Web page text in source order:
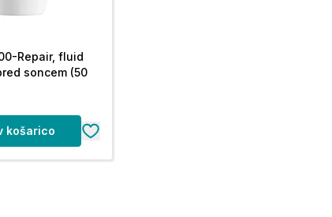
Repair, fluid
soncem (50
košarico